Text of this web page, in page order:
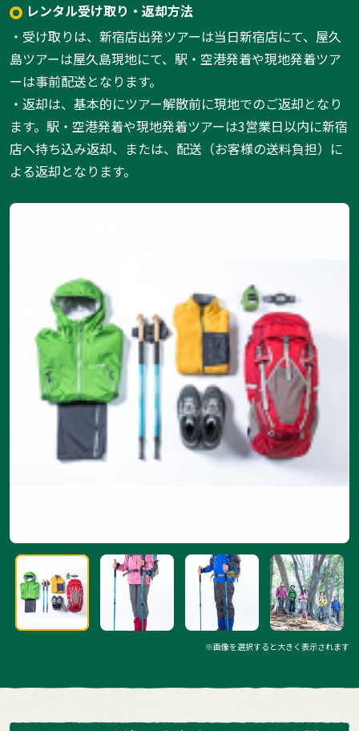
レンタル受け取り・返却方法
・受け取りは、新宿店出発ツアーは当日新宿店にて、屋久
島ツアーは屋久島現地にて、駅・空港発着や現地発着ツア
ーは事前配送となります。
・返却は、基本的にツアー解散前に現地でのご返却となり
ます。駅・空港発着や現地発着ツアーは3営業日以内に新宿
店へ持ち込み返却、または、配送（お客様の送料負担）に
よる返却となります。
※画像を選択すると大きく表示されます